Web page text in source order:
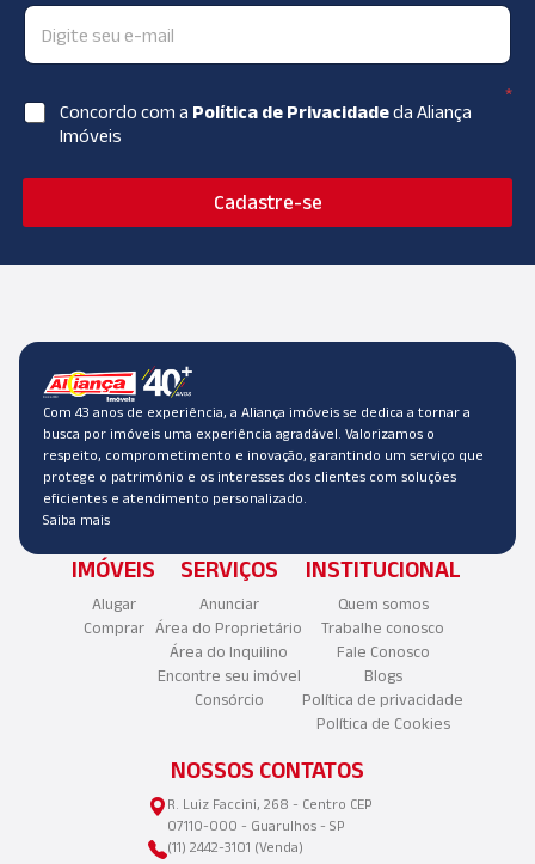
*
Concordo com a Política de Privacidadeda Aliança
Imóveis
Cadastre-se
Com 43 anos de experiência, a Aliança imóveis se dedica a tornar a
busca por imóveis uma experiência agradável. Valorizamos o
respeito, comprometimento e inovação, garantindo um serviço que
protege o patrimônio e os interesses dos clientes com soluções
eficientes e atendimento personalizado.
Saiba mais
IMÓVEIS
Alugar
Comprar
SERVIÇOS
Anunciar
Área do Proprietário
Área do Inquilino
Encontre seu imóvel
Consórcio
INSTITUCIONAL
Quem somos
Trabalhe conosco
Fale Conosco
Blogs
Política de privacidade
Política de Cookies
NOSSOS CONTATOS
R. Luiz Faccini, 268 - Centro CEP
07110-000 - Guarulhos - SP
(11) 2442-3101 (Venda)